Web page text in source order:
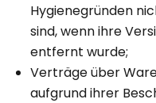
Hygienegründen
sind, wenn ihre
entfernt wurde;
Verträge über
aufgrund ihrer